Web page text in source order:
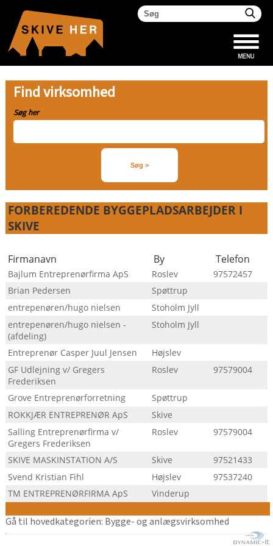
Find virksomhed
Søg her
FORBEREDENDE BYGGEPLADSARBEJDER I
SKIVE
Firmanavn By Telefon
Bajlum Entreprenørfirma ApS Roslev
97572457
Brian Pedersen
Spøttrup
entrepenøren/hugo nielsen
Stoholm Jyll
entrepenøren/hugo nielsen -
(afdeling)
Stoholm Jyll
Entreprenør Casper Juul Jensen
Højslev
GF Udlejning v/ Gregers
Frederiksen
Roslev 97579004
Grove Entreprenørforretning
Spøttrup
ROKKJÆR ENTREPRENØR ApS
Skive
Salling Entreprenørfirma v/
Gregers Frederiksen
Roslev 97579004
SKIVE MASKINSTATION A/S Skive
97521433
Svend Kristian Fihl
Højslev
97537240
TM ENTREPRENØRFIRMA ApS
Vinderup
Gå til hovedkategorien: Bygge- og anlægsvirksomhed